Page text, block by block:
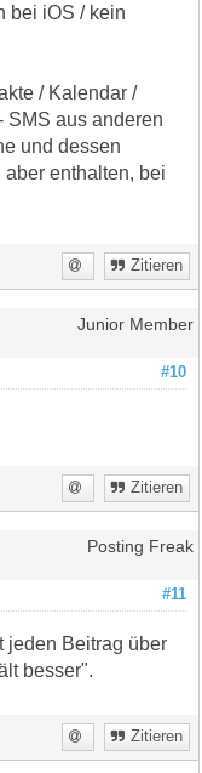
bei iOS / kein
/ Kalendar /
SMS aus anderen
und dessen
enthalten, bei
Zitieren
Junior Member
#10
Zitieren
Posting Freak
#11
jeden Beitrag über
besser".
Zitieren